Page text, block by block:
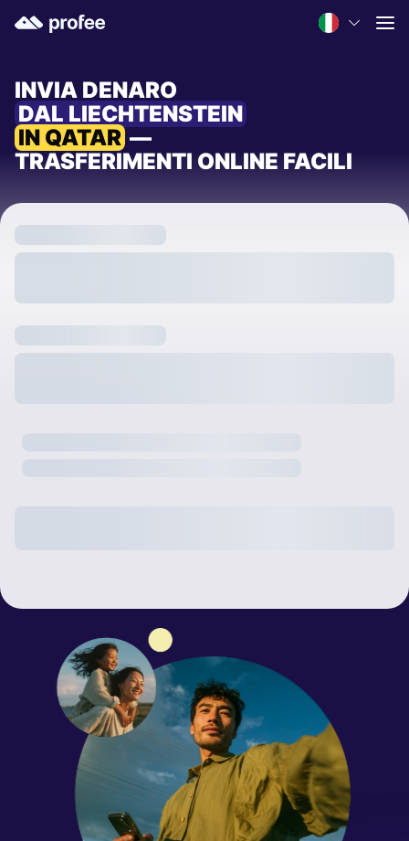
INVIA DENARO
DAL LIECHTENSTEIN
IN QATAR —
TRASFERIMENTI ONLINE FACILI